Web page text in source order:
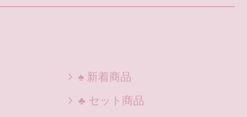
♠ 新着商品
♣ セット商品